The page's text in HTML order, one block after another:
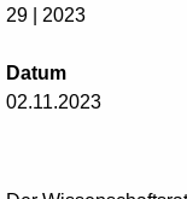
29 | 2023
Datum
02.11.2023